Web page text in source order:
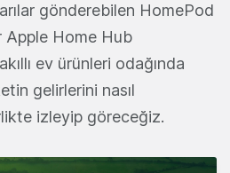
gönderebilen HomePod
Apple Home Hub
ev ürünleri odağında
gelirlerini nasıl
izleyip göreceğiz.